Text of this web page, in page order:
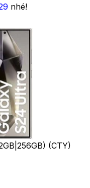
nhé!
(CTY)